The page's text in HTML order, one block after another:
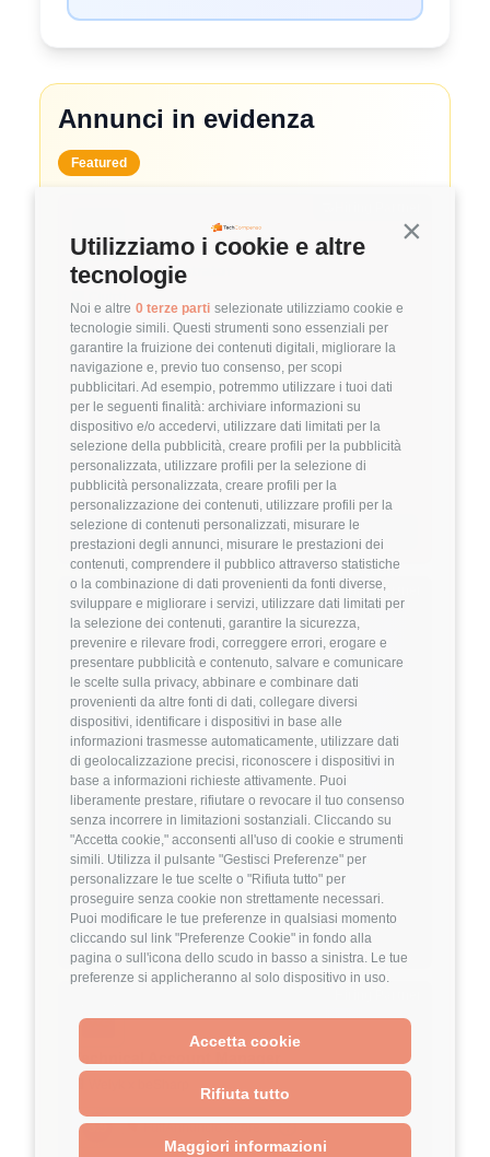
Continua
Utilizziamo i cookie e altre
tecnologie
Noi e altre 0 terze parti selezionate utilizziamo cookie e
tecnologie simili. Questi strumenti sono essenziali per
garantire la fruizione dei contenuti digitali, migliorare la
navigazione e, previo tuo consenso, per scopi
pubblicitari. Ad esempio, potremmo utilizzare i tuoi dati
per le seguenti finalità: archiviare informazioni su
dispositivo e/o accedervi, utilizzare dati limitati per la
selezione della pubblicità, creare profili per la pubblicità
personalizzata, utilizzare profili per la selezione di
pubblicità personalizzata, creare profili per la
personalizzazione dei contenuti, utilizzare profili per la
selezione di contenuti personalizzati, misurare le
prestazioni degli annunci, misurare le prestazioni dei
contenuti, comprendere il pubblico attraverso statistiche
o la combinazione di dati provenienti da fonti diverse,
sviluppare e migliorare i servizi, utilizzare dati limitati per
la selezione dei contenuti, garantire la sicurezza,
prevenire e rilevare frodi, correggere errori, erogare e
presentare pubblicità e contenuto, salvare e comunicare
le scelte sulla privacy, abbinare e combinare dati
provenienti da altre fonti di dati, collegare diversi
dispositivi, identificare i dispositivi in base alle
informazioni trasmesse automaticamente, utilizzare dati
di geolocalizzazione precisi, riconoscere i dispositivi in
base a informazioni richieste attivamente. Puoi
liberamente prestare, rifiutare o revocare il tuo consenso
senza incorrere in limitazioni sostanziali. Cliccando su
"Accetta cookie," acconsenti all'uso di cookie e strumenti
simili. Utilizza il pulsante "Gestisci Preferenze" per
personalizzare le tue scelte o "Rifiuta tutto" per
proseguire senza cookie non strettamente necessari.
Puoi modificare le tue preferenze in qualsiasi momento
cliccando sul link "Preferenze Cookie" in fondo alla
pagina o sull'icona dello scudo in basso a sinistra. Le tue
preferenze si applicheranno al solo dispositivo in uso.
Accetta cookie
Rifiuta tutto
Maggiori informazioni
Annunci in evidenza
Featured
System Administrator
3.8 FuffAnnuncio Score
💰 ~ 50.000€ - 60.000€ all'anno
📍 Milano 🏢 Ibrido💼 Middle/Senior
DevOps
Linux VMware
Dettagli ➡️
Hiring Partner
Product Engineer
🏢 Welyk x Callimacus.ai
4 FuffAnnuncio Score
💰 Fino a 85.000€ all'anno
📍 Milano🏢 On-Site (fase iniziale) poi Ibrido
💼 Middle/Senior
⚙️ Backend
TypeScript Node.js
Dettagli ➡️
Technical Account Manager
3.9 FuffAnnuncio Score